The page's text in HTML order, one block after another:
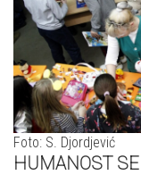
Foto: S. Djordjević
HUMANOST